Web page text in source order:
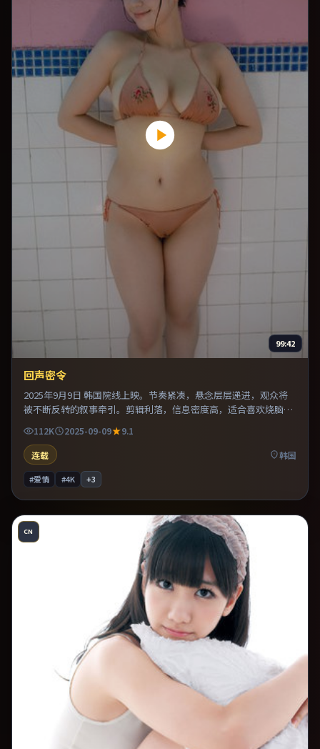
99:42
回声密令
2025年9月9日 韩国院线上映。节奏紧凑，悬念层层递进，观众将
被不断反转的叙事牵引。剪辑利落，信息密度高，适合喜欢烧脑与
112K 2025-09-09
9.1
连载
韩国
#爱情 #4K +3
CN